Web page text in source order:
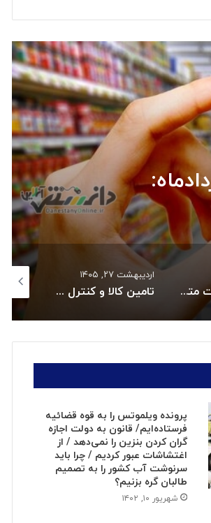
مجلس و دولت متعهد به حل بحران دارو و تجهیزات پزشکی شدند
اردیبهشت ۲۷, ۱۴۰۵
تامین کالا و کنترل قیمت هااز راهبردهای اصلی دولت است
اردیبهشت ۲۷, ۱۴۰۵
پرونده ویلموتس را به قوه قضائیه
فرستاده‌ایم/ قانون به دولت اجازه
گران کردن بنزین را نمی‌دهد / از
اغتشاشات عبور کردیم / چرا باید
سرنوشت آب کشور را به تصمیم
طالبان گره بزنیم؟
شهریور ۱۰, ۱۴۰۲